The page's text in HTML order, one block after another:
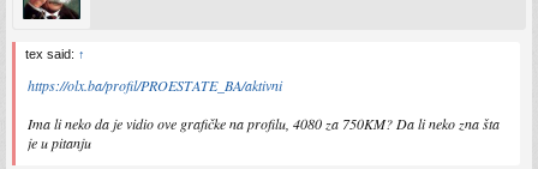
tex said: ↑
https://olx.ba/profil/PROESTATE_BA/aktivni
Ima li neko da je vidio ove grafičke na profilu, 4080 za 750KM? Da li neko zna šta
je u pitanju